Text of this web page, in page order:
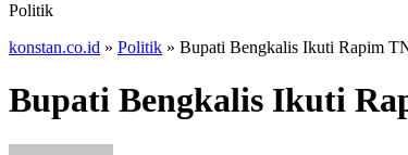
Politik
konstan.co.id » Politik » Bupati Bengkalis Ikuti Rapim
Bupati Bengkalis Ikuti